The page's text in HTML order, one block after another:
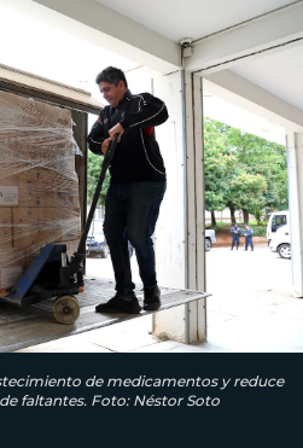
de medicamentos y reduce
faltantes. Foto: Néstor Soto